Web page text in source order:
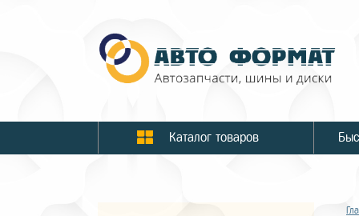
Каталог товаров